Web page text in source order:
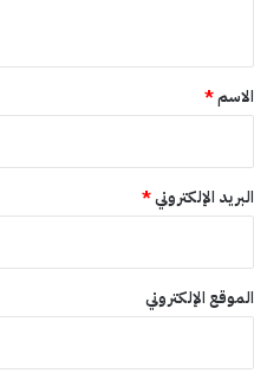
*
الاسم*
البريد الإلكتروني*
الموقع الإلكتروني